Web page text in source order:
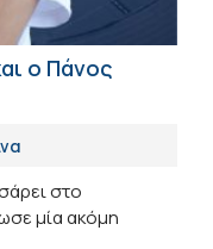
ο Πάνος
στο
μία ακόμη